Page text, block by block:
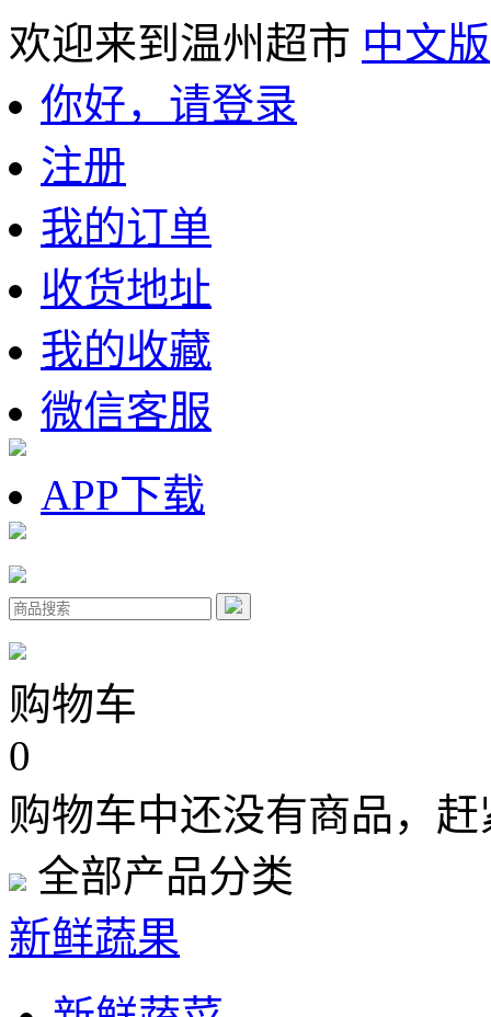
欢迎来到温州超市 中文版
你好，请登录
注册
我的订单
收货地址
我的收藏
微信客服
APP下载
购物车
0
购物车中还没有商品，
全部产品分类
新鲜蔬果